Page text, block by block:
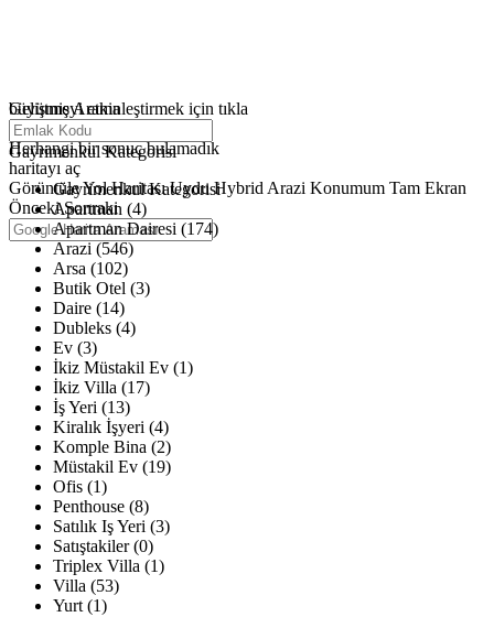
büyütmeyi etkinleştirmek için tıkla
Haritalar yükleniyor
Herhangi bir sonuç bulamadık
haritayı aç
GörüntüleYol Haritası Uydu Hybrid Arazi Konumum Tam Ekran
Önceki Sonraki
Gelişmiş Arama
Gayrimenkul Kategorisi
Gayrimenkul Kategorisi
Apartman (4)
Apartman Dairesi (174)
Arazi (546)
Arsa (102)
Butik Otel (3)
Daire (14)
Dubleks (4)
Ev (3)
İkiz Müstakil Ev (1)
İkiz Villa (17)
İş Yeri (13)
Kiralık İşyeri (4)
Komple Bina (2)
Müstakil Ev (19)
Ofis (1)
Penthouse (8)
Satılık Iş Yeri (3)
Satıştakiler (0)
Triplex Villa (1)
Villa (53)
Yurt (1)